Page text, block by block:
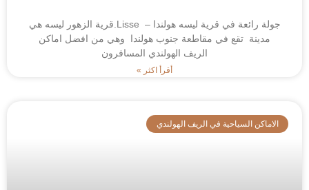
جولة رائعة في قرية ليسه هولندا – Lisse ‎.قرية الزهور ليسه هي
مدينة تقع في مقاطعة جنوب هولندا وهي من افضل اماكن
الريف الهولندي المسافرون
أقرأ اكثر »
الاماكن السياحية في الريف الهولندي